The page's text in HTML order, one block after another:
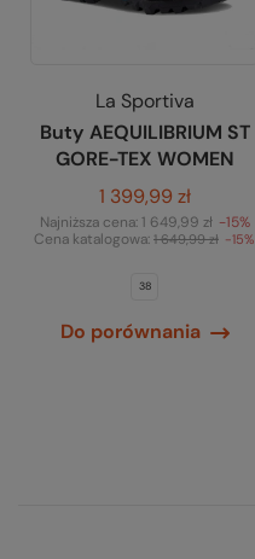
La Sportiva
Buty AEQUILIBRIUM ST
GORE-TEX WOMEN
1 399,99 zł
Najniższa cena:1 649,99 zł -15%
Cena katalogowa: 1 649,99 zł -15%
38
Do porównania